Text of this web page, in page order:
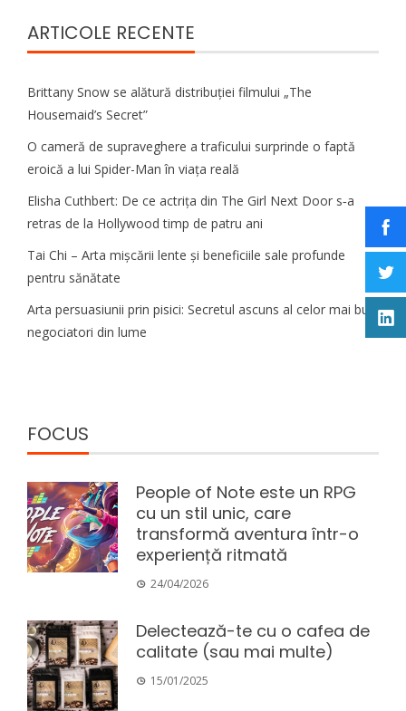
ARTICOLE RECENTE
Brittany Snow se alătură distribuției filmului „The
Housemaid’s Secret”
O cameră de supraveghere a traficului surprinde o faptă
eroică a lui Spider-Man în viața reală
Elisha Cuthbert: De ce actrița din The Girl Next Door s‑a
retras de la Hollywood timp de patru ani
Tai Chi – Arta mișcării lente și beneficiile sale profunde
pentru sănătate
Arta persuasiunii prin pisici: Secretul ascuns al celor mai buni
negociatori din lume
FOCUS
People of Note este un RPG
cu un stil unic, care
transformă aventura într-o
experiență ritmată
24/04/2026
Delectează-te cu o cafea de
calitate (sau mai multe)
15/01/2025